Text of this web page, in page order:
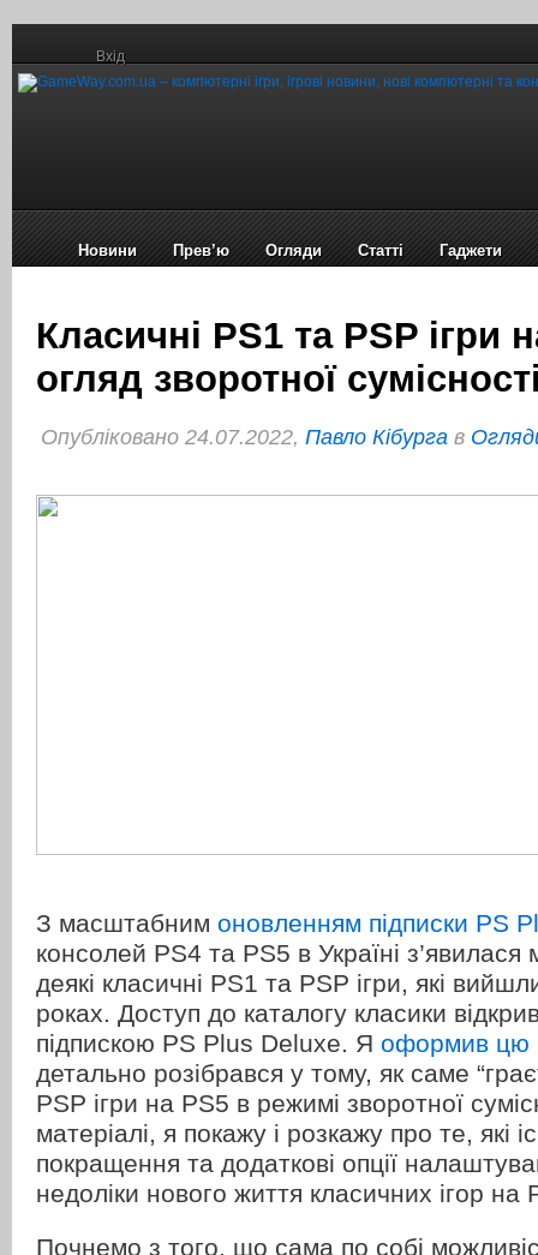
Вхід
Новини Прев’ю Огляди Статті Гаджети
Класичні PS1 та PSP ігри
огляд зворотної
Опубліковано 24.07.2022, Павло Кібурга в
З масштабним оновленням підписки PS
консолей PS4 та PS5 в Україні з’явилася
деякі класичні PS1 та PSP ігри, які
роках. Доступ до каталогу класики
підпискою PS Plus Deluxe. Я оформив цю
детально розібрався у тому, як саме
PSP ігри на PS5 в режимі зворотної
матеріалі, я покажу і розкажу про те, які
покращення та додаткові опції
недоліки нового життя класичних ігор
Почнемо з того, що сама по собі